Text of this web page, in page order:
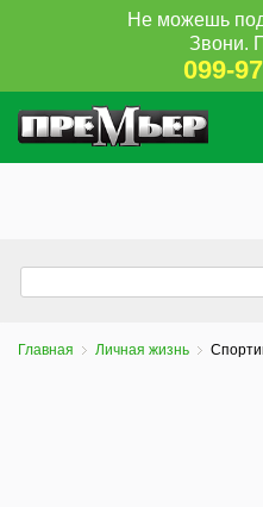
Не можешь
Звони.
099-
Главная Личная жизнь